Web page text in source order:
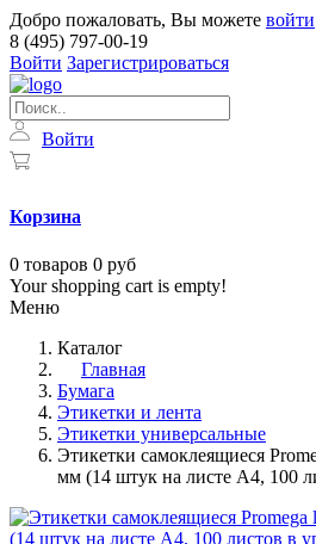
Добро пожаловать, Вы можете войти
8 (495) 797-00-19
Войти Зарегистрироваться
Войти
Корзина
0 товаров 0 руб
Your shopping cart is empty!
Меню
Каталог
Главная
Бумага
Этикетки и лента
Этикетки универсальные
Этикетки самоклеящиеся
мм (14 штук на листе А4, 100